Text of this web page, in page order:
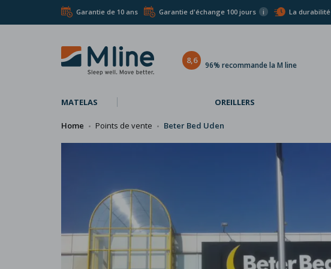
Garantie de 10 ans Garantie d'échange 100 jours i La durabilité
8,6 96% recommande la M line
MATELAS OREILLERS
Home Points de vente Beter Bed Uden